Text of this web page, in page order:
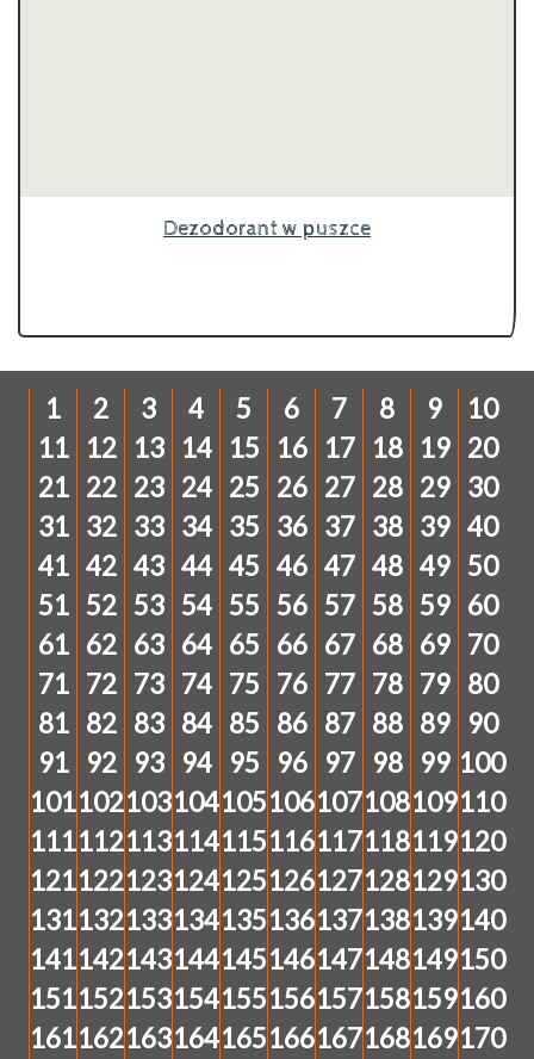
Dezodorant w puszce
1 2 3 4 5 6 7 8 9
10
11
12 13 14 15 16 17 18 19 20
21 22 23 24 25 26 27 28 29 30
31 32 33 34 35 36 37 38 39 40
41 42 43 44 45 46 47 48 49 50
51 52 53 54 55 56 57 58 59 60
61 62 63 64 65 66 67 68 69 70
71 72 73 74 75 76 77 78 79 80
81 82 83 84 85 86 87 88 89
90
91
92 93 94 95 96 97 98 99 100
101102103104105106107108109110
111112113114115116117118119120
121122123124125126127128129130
131132133134135136137138139140
141142143144145146147148149150
151152153154155156157158159160
161162163164165166167168169170